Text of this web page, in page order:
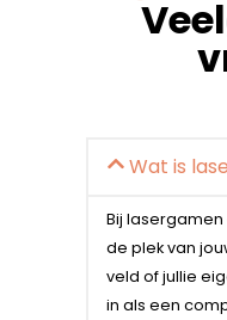
Wat is
Bij
de plek van
veld of jullie
in als een